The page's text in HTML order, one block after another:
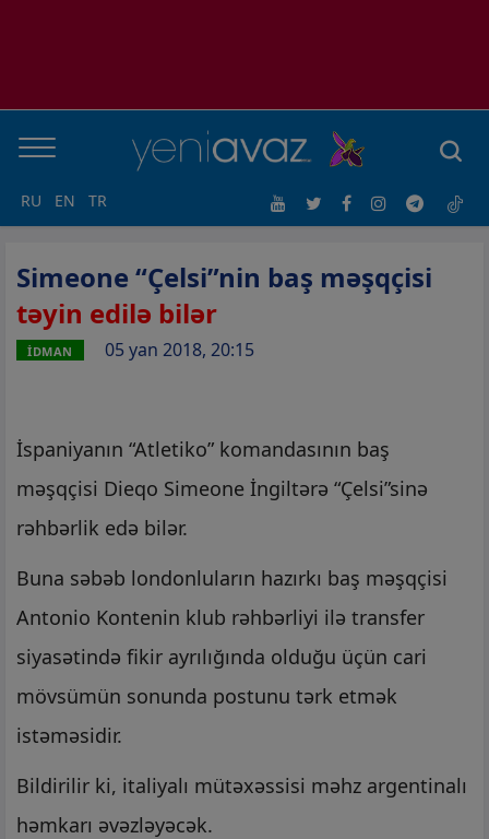
RU EN TR
Simeone “Çelsi”nin baş məşqçisi
təyin edilə bilər
İDMAN 05 yan 2018, 20:15
İspaniyanın “Atletiko” komandasının baş
məşqçisi Dieqo Simeone İngiltərə “Çelsi”sinə
rəhbərlik edə bilər.
Buna səbəb londonluların hazırkı baş məşqçisi
Antonio Kontenin klub rəhbərliyi ilə transfer
siyasətində fikir ayrılığında olduğu üçün cari
mövsümün sonunda postunu tərk etmək
istəməsidir.
Bildirilir ki, italiyalı mütəxəssisi məhz argentinalı
həmkarı əvəzləyəcək.